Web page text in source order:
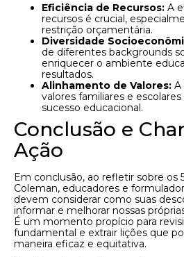
Eficiência de Recursos: A
recursos é crucial,
restrição orçamentária.
Diversidade
de diferentes backgrounds
enriquecer o ambiente
resultados.
Alinhamento de Valores: A
valores familiares e
sucesso educacional.
Conclusão e
Ação
Em conclusão, ao refletir sobre os
Coleman, educadores e
devem considerar como suas
informar e melhorar nossas
É um momento propício para
fundamental e extrair lições que
maneira eficaz e equitativa.